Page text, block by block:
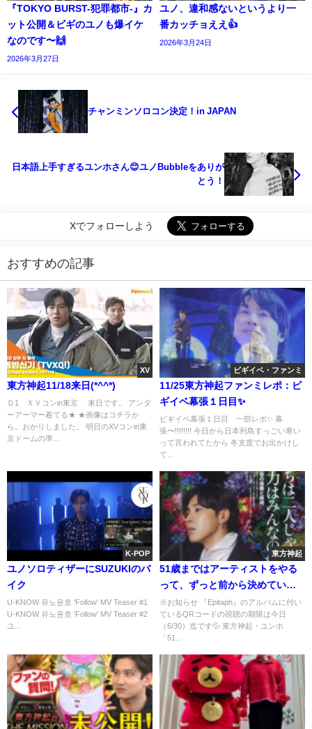
『TOKYO BURST-犯罪都市-』カ
ット公開＆ビギのユノも爆イケ
なのです〜🙌
2026年3月27日
ユノ、違和感ないというより一
番カッチョええ👍️
2026年3月24日
チャンミンソロコン決定！in JAPAN
日本語上手すぎるユンホさん😊ユノBubbleをありが
とう！
Xでフォローしよう
おすすめの記事
XV
東方神起11/18来日(*^^*)
Ｄ1 ＸＶコンin東京 来日です。 アンダ
ーアーマー着てる★ ★画像はコチラか
ら。おかりしました。 明日のXVコンin東
京ドームの準...
ビギイベ・ファンミ
11/25東方神起ファンミレポ：ビ
ギイベ幕張１日目✨
ビギイベ幕張１日目 一部レポ✨ 幕
張〜!!!!!!!! 今日から日本列島すっごい寒い
って言われてたから 冬支度でお出かけし
て...
K-POP
ユノソロティザーにSUZUKIのバ
イク
U-KNOW 유노윤호 'Follow' MV Teaser #1
U-KNOW 유노윤호 'Follow' MV Teaser #2
ユ...
東方神起
51歳まではアーティストをやる
って、ずっと前から決めている
んですよ
※お知らせ 『Epitaph』のアルバムに付い
ているQRコードの視聴の期限は今日
（6/30）迄です💦 東方神起・ユンホ
「51...